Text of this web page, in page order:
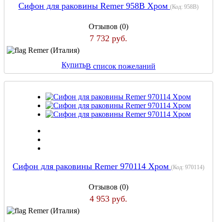
Сифон для раковины Remer 958B Хром (Код: 958B)
Отзывов (0)
7 732 руб.
Remer (Италия)
КупитьВ список пожеланий
Сифон для раковины Remer 970114 Хром (Код: 970114)
Отзывов (0)
4 953 руб.
Remer (Италия)